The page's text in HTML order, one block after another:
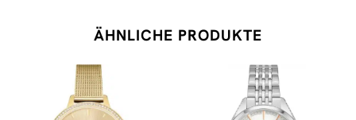
ÄHNLICHE PRODUKTE